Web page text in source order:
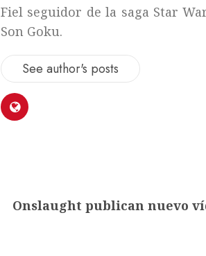
Fiel seguidor de la saga Star
Son Goku.
See author's posts
Onslaught publican nuevo